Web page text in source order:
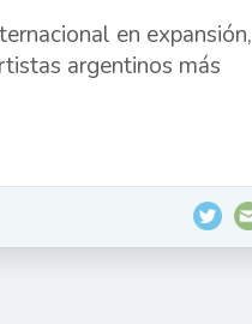
en expansión,
argentinos más